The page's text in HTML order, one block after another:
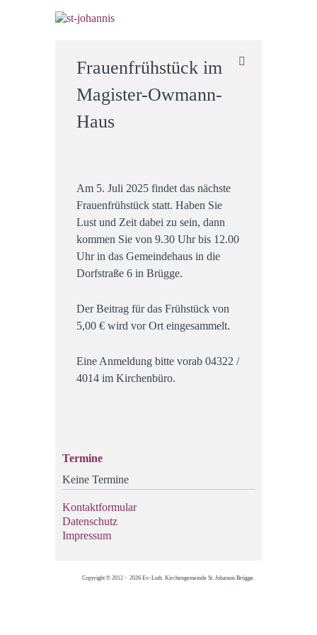
Frauenfrühstück im
Magister-Owmann-
Haus
Am 5. Juli 2025 findet das nächste
Frauenfrühstück statt. Haben Sie
Lust und Zeit dabei zu sein, dann
kommen Sie von 9.30 Uhr bis 12.00
Uhr in das Gemeindehaus in die
Dorfstraße 6 in Brügge.
Der Beitrag für das Frühstück von
5,00 € wird vor Ort eingesammelt.
Eine Anmeldung bitte vorab 04322 /
4014 im Kirchenbüro.
Termine
Keine Termine
Kontaktformular
Datenschutz
Impressum
Copyright © 2012 - 2026 Ev.-Luth. Kirchengemeinde St. Johannis Brügge.